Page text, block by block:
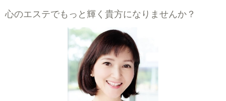
心のエステでもっと輝く貴方になりませんか？